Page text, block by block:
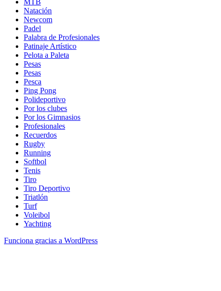
Natación
Newcom
Padel
Palabra de Profesionales
Patinaje Artístico
Pelota a Paleta
Pesas
Pesas
Pesca
Ping Pong
Polideportivo
Por los clubes
Por los Gimnasios
Profesionales
Recuerdos
Rugby
Running
Softbol
Tenis
Tiro
Tiro Deportivo
Triatlón
Turf
Voleibol
Yachting
Funciona gracias a WordPress